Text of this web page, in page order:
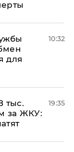
для
10:32
тыс.
за ЖКУ:
19:35